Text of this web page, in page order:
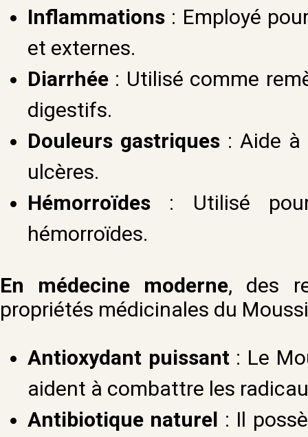
Inflammations : Employé
et externes.
Diarrhée : Utilisé comme
digestifs.
Douleurs gastriques : Aide
ulcères.
Hémorroïdes : Utilisé
hémorroïdes.
En médecine moderne, des
propriétés médicinales du
Antioxydant puissant: Le
aident à combattre les
Antibiotique naturel : Il